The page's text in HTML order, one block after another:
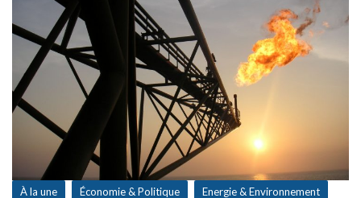
À la une Économie & Politique Energie & Environnement